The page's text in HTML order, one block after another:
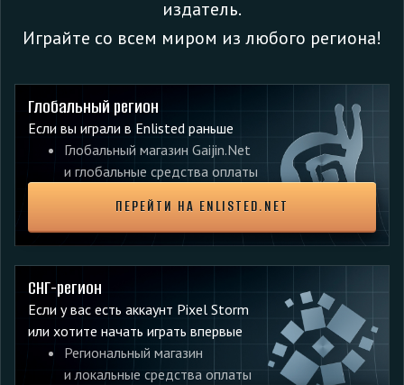
издатель.
Играйте со всем миром из любого региона!
Глобальный регион
Если вы играли в Enlisted раньше
Глобальный магазин Gaijin.Net
и глобальные средства оплаты
ПЕРЕЙТИ НА ENLISTED.NET
СНГ-регион
Если у вас есть аккаунт Pixel Storm
или хотите начать играть впервые
Региональный магазин
и локальные средства оплаты
Кроме того, исправлена ошибка, из-за которой было
невозможно улучшить Thompson M21/28 (коробчатый
магазин) и Breda Mod .30, находящиеся в ветках США и
Германии.
ДРУГИЕ ИЗМЕНЕНИЯ